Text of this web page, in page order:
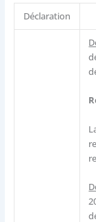
Déclaration